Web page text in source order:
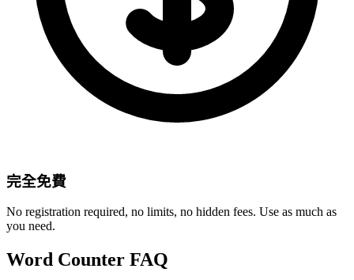
完全免費
No registration required, no limits, no hidden fees. Use as much as
you need.
Word Counter FAQ